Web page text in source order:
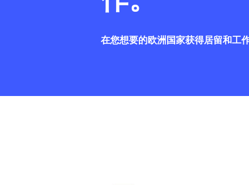
在您想要的欧洲国家获得居留和工